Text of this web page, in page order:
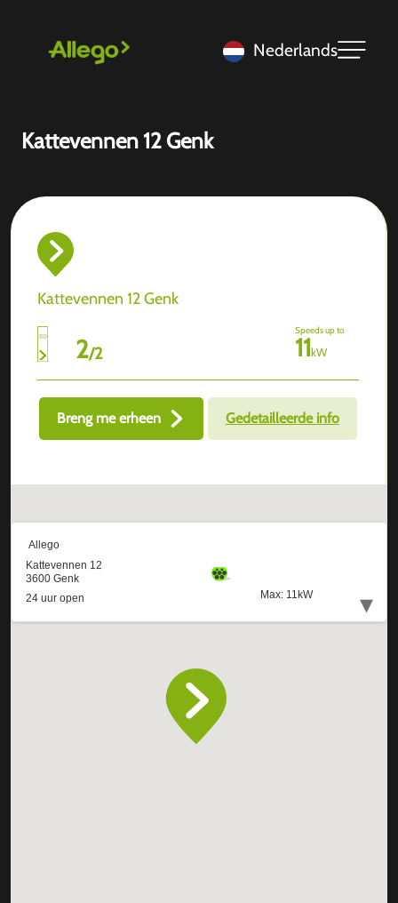
Nederlands
Kattevennen 12 Genk
Kattevennen 12 Genk
2/2
Speeds up to
11kW
Breng me erheen Gedetailleerde info